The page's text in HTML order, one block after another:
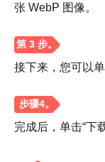
第2步。
张 WebP 图像。
接下来，您可以单
完成后，单击“下